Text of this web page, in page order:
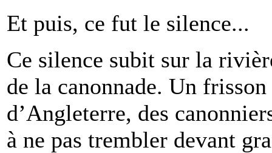
Et puis, ce fut le silence...
Ce silence subit sur la
de la canonnade. Un
d’Angleterre, des
à ne pas trembler devant